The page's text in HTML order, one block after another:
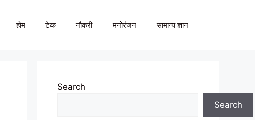
होम टेक नौकरी मनोरंजन सामान्य ज्ञान
Search
Search